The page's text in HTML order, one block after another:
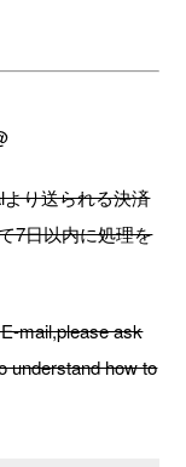
り送られる決済
7日以内に処理を
mail,please ask
understand how to